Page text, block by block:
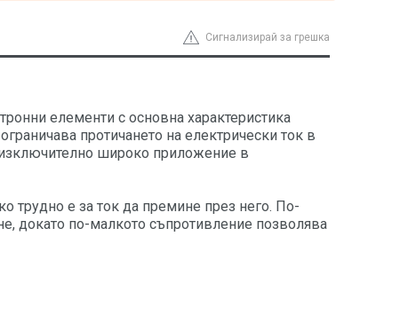
Сигнализирай за грешка
елементи с основна характеристика
протичането на електрически ток в
широко приложение в
трудно е за ток да премине през него. По-
докато по-малкото съпротивление позволява